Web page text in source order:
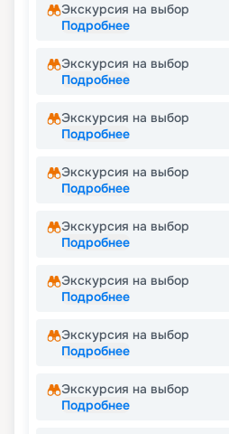
Экскурсия на выбор
Подробнее
Экскурсия на выбор
Подробнее
Экскурсия на выбор
Подробнее
Экскурсия на выбор
Подробнее
Экскурсия на выбор
Подробнее
Экскурсия на выбор
Подробнее
Экскурсия на выбор
Подробнее
Экскурсия на выбор
Подробнее